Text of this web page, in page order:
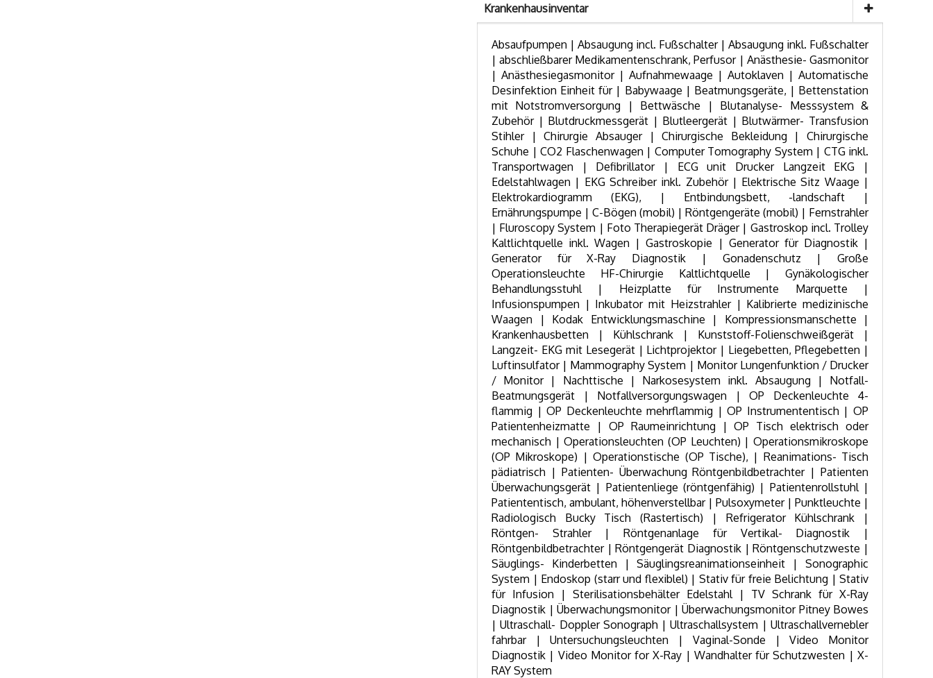
Krankenhausinventar
Absaufpumpen | Absaugung incl. Fußschalter | Absaugung inkl. Fußschalter
| abschließbarer Medikamentenschrank, Perfusor | Anästhesie- Gasmonitor
| Anästhesiegasmonitor | Aufnahmewaage | Autoklaven | Automatische
Desinfektion Einheit für | Babywaage | Beatmungsgeräte, | Bettenstation
mit Notstromversorgung | Bettwäsche | Blutanalyse- Messsystem &
Zubehör | Blutdruckmessgerät | Blutleergerät | Blutwärmer- Transfusion
Stihler | Chirurgie Absauger | Chirurgische Bekleidung | Chirurgische
Schuhe | CO2 Flaschenwagen | Computer Tomography System | CTG inkl.
Transportwagen | Defibrillator | ECG unit Drucker Langzeit EKG |
Edelstahlwagen | EKG Schreiber inkl. Zubehör | Elektrische Sitz Waage |
Elektrokardiogramm (EKG), | Entbindungsbett, -landschaft |
Ernährungspumpe | C-Bögen (mobil) | Röntgengeräte (mobil) | Fernstrahler
| Fluroscopy System | Foto Therapiegerät Dräger | Gastroskop incl. Trolley
Kaltlichtquelle inkl. Wagen | Gastroskopie | Generator für Diagnostik |
Generator für X-Ray Diagnostik | Gonadenschutz | Große
Operationsleuchte HF-Chirurgie Kaltlichtquelle | Gynäkologischer
Behandlungsstuhl | Heizplatte für Instrumente Marquette |
Infusionspumpen | Inkubator mit Heizstrahler | Kalibrierte medizinische
Waagen | Kodak Entwicklungsmaschine | Kompressionsmanschette |
Krankenhausbetten | Kühlschrank | Kunststoff-Folienschweißgerät |
Langzeit- EKG mit Lesegerät | Lichtprojektor | Liegebetten, Pflegebetten |
Luftinsulfator | Mammography System | Monitor Lungenfunktion / Drucker
/ Monitor | Nachttische | Narkosesystem inkl. Absaugung | Notfall-
Beatmungsgerät | Notfallversorgungswagen | OP Deckenleuchte 4-
flammig | OP Deckenleuchte mehrflammig | OP Instrumententisch | OP
Patientenheizmatte | OP Raumeinrichtung | OP Tisch elektrisch oder
mechanisch | Operationsleuchten (OP Leuchten) | Operationsmikroskope
(OP Mikroskope) | Operationstische (OP Tische), | Reanimations- Tisch
pädiatrisch | Patienten- Überwachung Röntgenbildbetrachter | Patienten
Überwachungsgerät | Patientenliege (röntgenfähig) | Patientenrollstuhl |
Patiententisch, ambulant, höhenverstellbar | Pulsoxymeter | Punktleuchte |
Radiologisch Bucky Tisch (Rastertisch) | Refrigerator Kühlschrank |
Röntgen- Strahler | Röntgenanlage für Vertikal- Diagnostik |
Röntgenbildbetrachter | Röntgengerät Diagnostik | Röntgenschutzweste |
Säuglings- Kinderbetten | Säuglingsreanimationseinheit | Sonographic
System | Endoskop (starr und flexiblel) | Stativ für freie Belichtung | Stativ
für Infusion | Sterilisationsbehälter Edelstahl | TV Schrank für X-Ray
Diagnostik | Überwachungsmonitor | Überwachungsmonitor Pitney Bowes
| Ultraschall- Doppler Sonograph | Ultraschallsystem | Ultraschallvernebler
fahrbar | Untersuchungsleuchten | Vaginal-Sonde | Video Monitor
Diagnostik | Video Monitor for X-Ray | Wandhalter für Schutzwesten | X-
RAY System